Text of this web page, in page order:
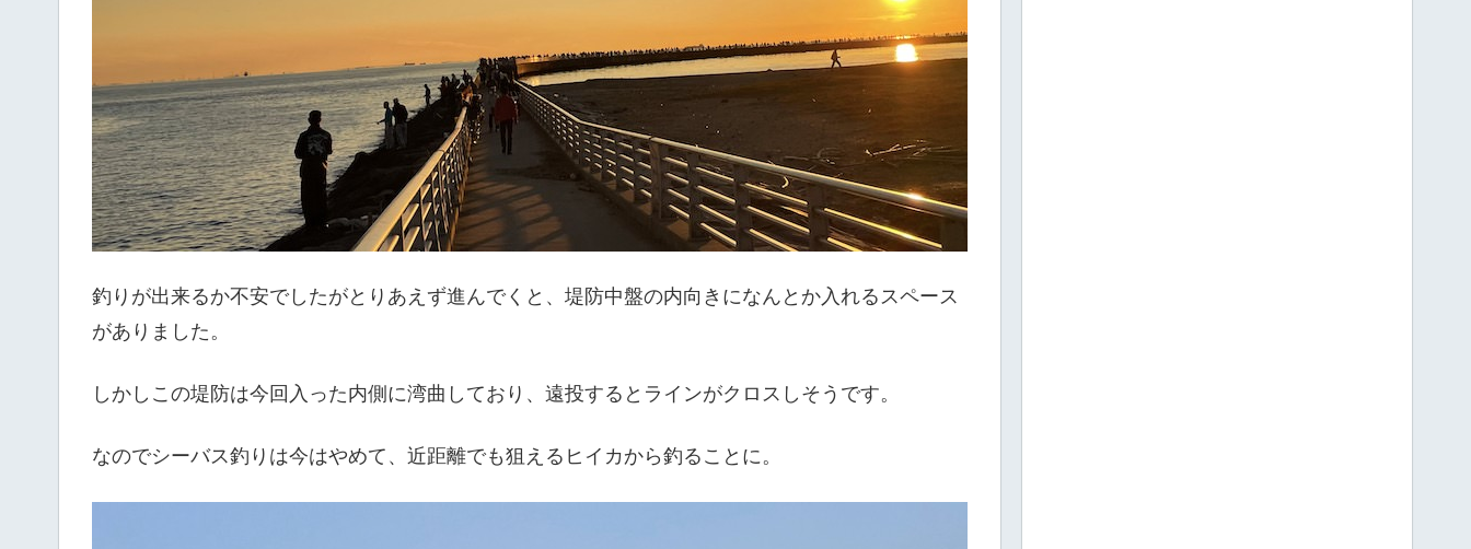
釣りが出来るか不安でしたがとりあえず進んでくと、堤防中盤の内向きになんとか入れるスペース
がありました。
しかしこの堤防は今回入った内側に湾曲しており、遠投するとラインがクロスしそうです。
なのでシーバス釣りは今はやめて、近距離でも狙えるヒイカから釣ることに。